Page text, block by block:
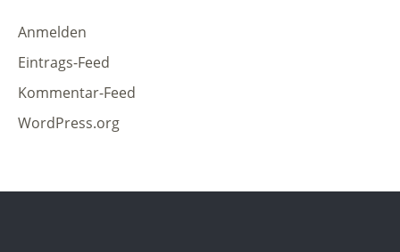
Anmelden
Eintrags-Feed
Kommentar-Feed
WordPress.org